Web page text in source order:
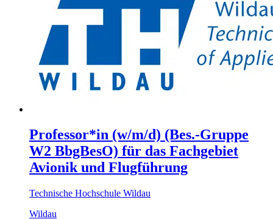
Professor*in (w/m/d) (Bes.-Gruppe
W2 BbgBesO) für das Fachgebiet
Avionik und Flugführung
Technische Hochschule Wildau
Wildau